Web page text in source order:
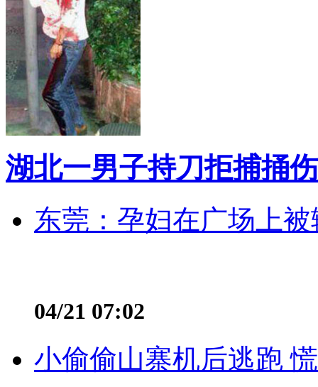
湖北一男子持刀拒捕捅
东莞：孕妇在广场上
04/21 07:02
小偷偷山寨机后逃跑